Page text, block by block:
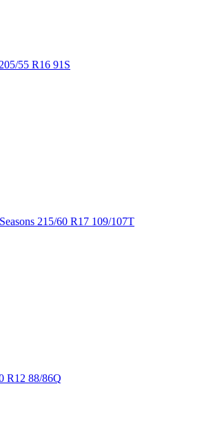
55 R16 91S
215/60 R17 109/107T
R12 88/86Q